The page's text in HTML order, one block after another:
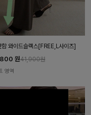
함 와이드슬랙스[FREE,L사이즈]
원41,900원
영역